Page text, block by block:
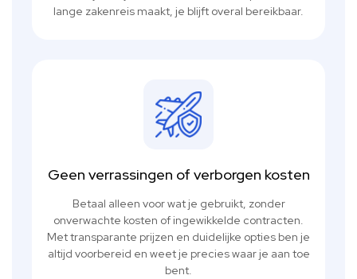
lange zakenreis maakt, je blijft overal bereikbaar.
Geen verrassingen of verborgen kosten
Betaal alleen voor wat je gebruikt, zonder
onverwachte kosten of ingewikkelde contracten.
Met transparante prijzen en duidelijke opties ben je
altijd voorbereid en weet je precies waar je aan toe
bent.